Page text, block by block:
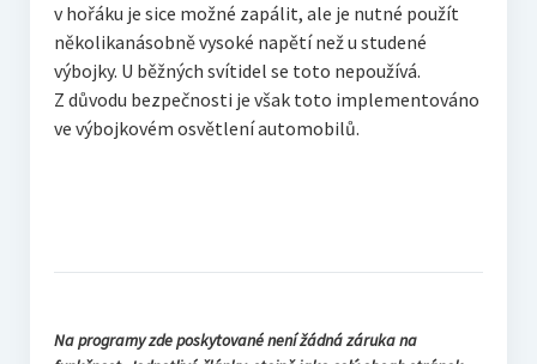
v hořáku je sice možné zapálit, ale je nutné použít
několikanásobně vysoké napětí než u studené
výbojky. U běžných svítidel se toto nepoužívá.
Z důvodu bezpečnosti je však toto implementováno
ve výbojkovém osvětlení automobilů.
Na programy zde poskytované není žádná záruka na